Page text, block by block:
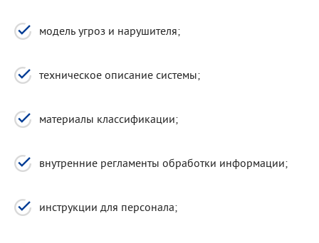
модель угроз и нарушителя;
техническое описание системы;
материалы классификации;
внутренние регламенты обработки информации;
инструкции для персонала;